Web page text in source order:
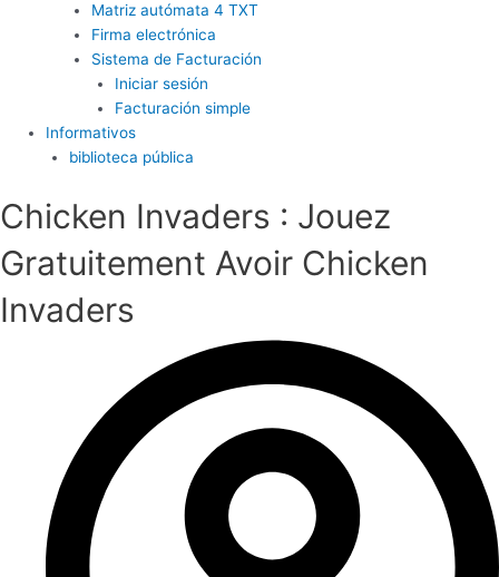
Matriz autómata 4 TXT
Firma electrónica
Sistema de Facturación
Iniciar sesión
Facturación simple
Informativos
biblioteca pública
Chicken Invaders : Jouez
Gratuitement Avoir Chicken
Invaders